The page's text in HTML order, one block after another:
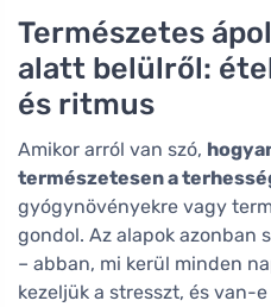
Természetes
alatt belülről:
és ritmus
Amikor arról van szó,
természetesen a
gyógynövényekre vagy
gondol. Az alapok azonban
– abban, mi kerül minden
kezeljük a stresszt, és van-